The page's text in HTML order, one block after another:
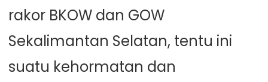
rakor BKOW dan GOW
Sekalimantan Selatan, tentu ini
suatu kehormatan dan